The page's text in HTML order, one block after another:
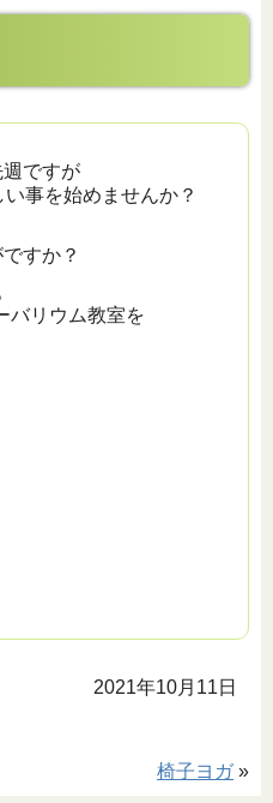
ですが
事を始めませんか？
すか？
バリウム教室を
2021年10月11日
椅子ヨガ»